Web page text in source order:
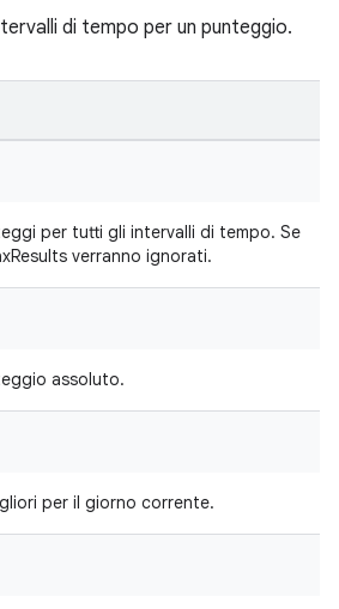
di tempo per un punteggio.
per tutti gli intervalli di tempo. Se
verranno ignorati.
assoluto.
per il giorno corrente.